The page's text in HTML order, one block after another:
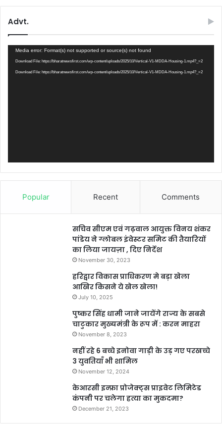
Advt.
Video
Player
Media error: Format(s) not supported or source(s) not found
Download File: https://bharatnewsfirst.com/wp-content/uploads/2025/10/Vertical-V1-MDDA-Housing-1.mp4?_=2
Download File: https://bharatnewsfirst.com/wp-content/uploads/2025/10/Vertical-V1-MDDA-Housing-1.mp4?_=2
Popular Recent Comments
सचिव सीएम एवं गढ़वाल आयुक्त विनय शंकर
पांडेय ने ग्लोबल इंवेस्टर समिट की तैयारियों
का लिया जायज़ा , दिए निर्देश
November 30, 2023
हरिद्वार विकास प्राधिकरण मे बड़ा खेला
आखिर किसने ये खेल खेला!
July 10, 2025
पुष्कर सिंह धामी जाने जायेंगे राज्य के सबसे
चाटुकार मुख्यमंत्री के रूप में : करन माहरा
November 8, 2023
नहीं रहे 6 बच्चे इनोवा गाड़ी के उड़ गए परखच्चे
3 युवतियाँ भी शामिल
November 12, 2024
केआरसी इन्फ्रा प्रोजेक्ट्स प्राइवेट लिमिटेड
कंपनी पर चलेगा हत्या का मुकदमा?
December 21, 2023